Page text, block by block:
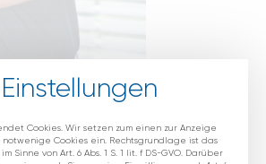
/ Ärztlicher Leiter
Cookies. Wir setzen zum einen zur Anzeige
Cookies ein. Rechtsgrundlage ist das
Sinne von Art. 6 Abs. 1 S. 1 lit. f DS-GVO. Darüber